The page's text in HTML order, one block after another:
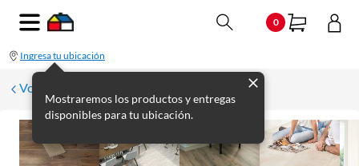
0
Ingresa tu ubicación
Mostraremos los productos y entregas
disponibles para tu ubicación.
Volver